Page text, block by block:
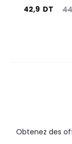
Le
42,9 DT
Obtenez des